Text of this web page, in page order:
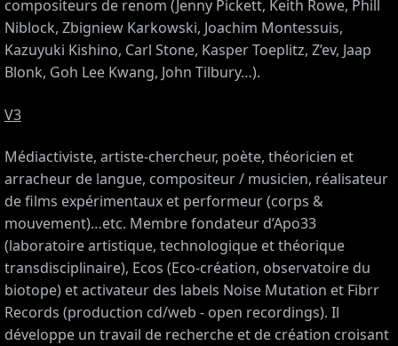
compositeurs de renom (Jenny Pickett, Keith Rowe, Phill
Niblock, Zbigniew Karkowski, Joachim Montessuis,
Kazuyuki Kishino, Carl Stone, Kasper Toeplitz, Z’ev, Jaap
Blonk, Goh Lee Kwang, John Tilbury…).
V3
Médiactiviste, artiste-chercheur, poète, théoricien et
arracheur de langue, compositeur / musicien, réalisateur
de films expérimentaux et performeur (corps &
mouvement)…etc. Membre fondateur d’Apo33
(laboratoire artistique, technologique et théorique
transdisciplinaire), Ecos (Eco-création, observatoire du
biotope) et activateur des labels Noise Mutation et Fibrr
Records (production cd/web - open recordings). Il
développe un travail de recherche et de création croisant